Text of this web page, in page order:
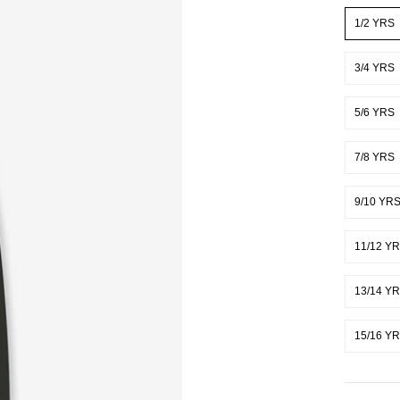
SIZE
1/2 YRS
3/4 YRS
5/6 YRS
7/8 YRS
9/10 YRS
11/12
13/14
15/16